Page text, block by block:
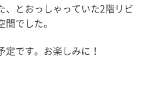
、とおっしゃっていた2階リビ
でした。
です。お楽しみに！